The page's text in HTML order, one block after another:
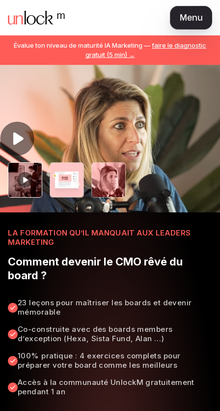
Évalue ton niveau de maturité IA Marketing —faire le diagnostic
gratuit (5 min) →
Menu
Love Brand
Marketeur AI Natif
Marketing Manager / Expert
Communauté
Librairie
Tarifs
Teams
Se connecter
Rejoindre
LA FORMATION QU’IL MANQUAIT AUX LEADERS
MARKETING
Comment devenir le CMO rêvé du
board ?
23 leçons pour maîtriser les boards et devenir
mémorable
Co-construite avec des boards members
d’exception (Hexa, Sista Fund, Alan …)
100% pratique : 4 exercices complets pour
préparer votre board comme les meilleurs
Accès à la communauté UnlockM gratuitement
pendant 1 an